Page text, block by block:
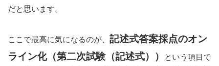
だと思います。
ここで最高に気になるのが、 記述式答案採点のオン
ライン化（第二次試験（記述式））
という項目で